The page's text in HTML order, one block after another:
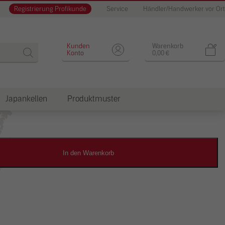
Registrierung Profikunde Service Händler/Handwerker vor Ort
Warenkorb
0,00 €
Kunden
Konto
Japankellen Produktmuster
Designputz
In den Warenkorb